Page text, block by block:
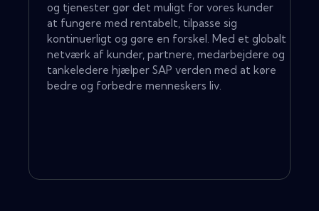
og tjenester gør det muligt for vores kunder
at fungere med rentabelt, tilpasse sig
kontinuerligt og gøre en forskel. Med et globalt
netværk af kunder, partnere, medarbejdere og
tankeledere hjælper SAP verden med at køre
bedre og forbedre menneskers liv.